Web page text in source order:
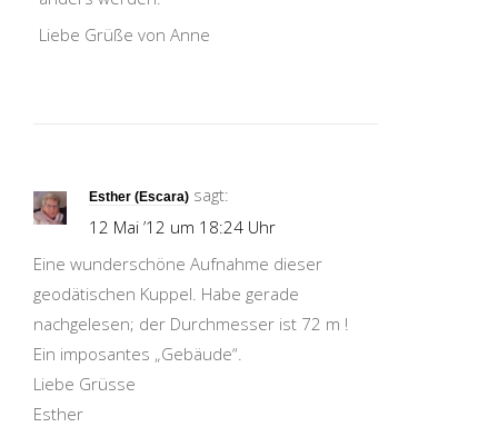
Liebe Grüße von Anne
Esther (Escara) sagt:
12 Mai ’12 um 18:24 Uhr
Eine wunderschöne Aufnahme dieser
geodätischen Kuppel. Habe gerade
nachgelesen; der Durchmesser ist 72 m !
Ein imposantes „Gebäude“.
Liebe Grüsse
Esther